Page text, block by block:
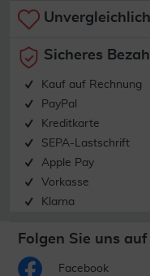
Sicheres
Kauf auf Rechnung
PayPal
Kreditkarte
SEPA-Lastschrift
Apple Pay
Vorkasse
Klarna
Folgen Sie uns auf
Facebook